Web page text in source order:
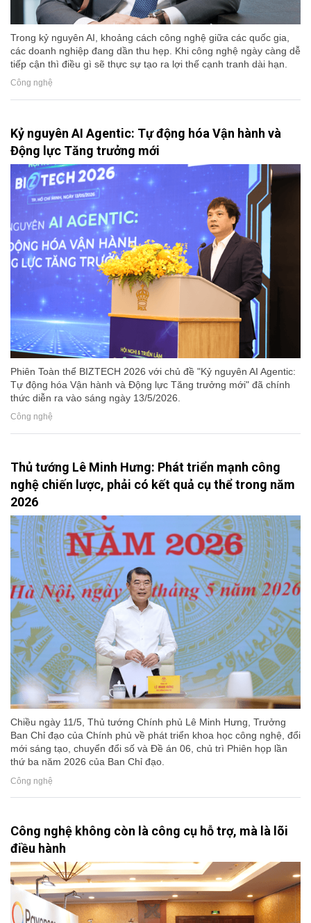
Trong kỷ nguyên AI, khoảng cách công nghệ giữa các quốc gia,
các doanh nghiệp đang dần thu hẹp. Khi công nghệ ngày càng dễ
tiếp cận thì điều gì sẽ thực sự tạo ra lợi thế cạnh tranh dài hạn.
Công nghệ
Kỷ nguyên AI Agentic: Tự động hóa Vận hành và
Động lực Tăng trưởng mới
Phiên Toàn thể BIZTECH 2026 với chủ đề "Kỷ nguyên AI Agentic:
Tự động hóa Vận hành và Động lực Tăng trưởng mới" đã chính
thức diễn ra vào sáng ngày 13/5/2026.
Công nghệ
Thủ tướng Lê Minh Hưng: Phát triển mạnh công
nghệ chiến lược, phải có kết quả cụ thể trong năm
2026
Chiều ngày 11/5, Thủ tướng Chính phủ Lê Minh Hưng, Trưởng
Ban Chỉ đạo của Chính phủ về phát triển khoa học công nghệ, đổi
mới sáng tạo, chuyển đổi số và Đề án 06, chủ trì Phiên họp lần
thứ ba năm 2026 của Ban Chỉ đạo.
Công nghệ
Công nghệ không còn là công cụ hỗ trợ, mà là lõi
điều hành